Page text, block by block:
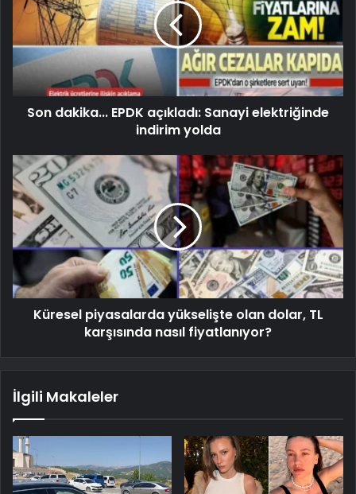
Son dakika... EPDK açıkladı: Sanayi elektriğinde
indirim yolda
Küresel piyasalarda yükselişte olan dolar, TL
karşısında nasıl fiyatlanıyor?
İlgili Makaleler